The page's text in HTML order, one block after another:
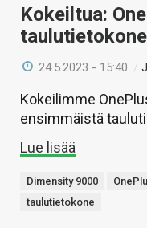
Kokeiltua:
taulutietokone
24.5.2023 - 15:40 /
Kokeilimme
ensimmäistä
Lue lisää
Dimensity 9000
taulutietokone